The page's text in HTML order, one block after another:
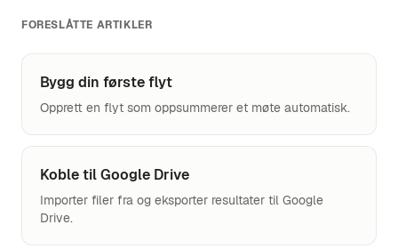
FORESLÅTTE ARTIKLER
Bygg din første flyt
Opprett en flyt som oppsummerer et møte automatisk.
Koble til Google Drive
Importer filer fra og eksporter resultater til Google
Drive.